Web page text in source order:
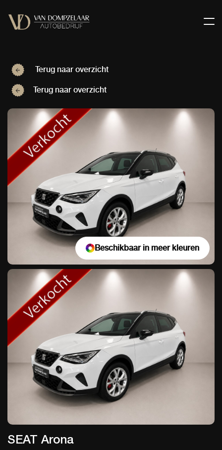
Terug naar overzicht
Terug naar overzicht
Beschikbaar in meer kleuren
SEAT Arona